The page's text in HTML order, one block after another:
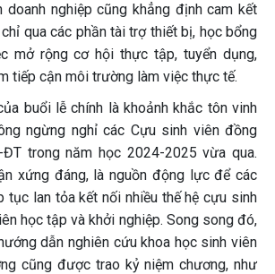
doanh nghiệp cũng khẳng định cam kết
qua các phần tài trợ thiết bị, học bổng
mở rộng cơ hội thực tập, tuyển dụng,
tiếp cận môi trường làm việc thực tế.
buổi lễ chính là khoảnh khắc tôn vinh
ngừng nghỉ các Cựu sinh viên đồng
trong năm học 2024-2025 vừa qua.
xứng đáng, là nguồn động lực để các
tục lan tỏa kết nối nhiều thế hệ cựu sinh
học tập và khởi nghiệp. Song song đó,
dẫn nghiên cứu khoa học sinh viên
cũng được trao kỷ niệm chương, như